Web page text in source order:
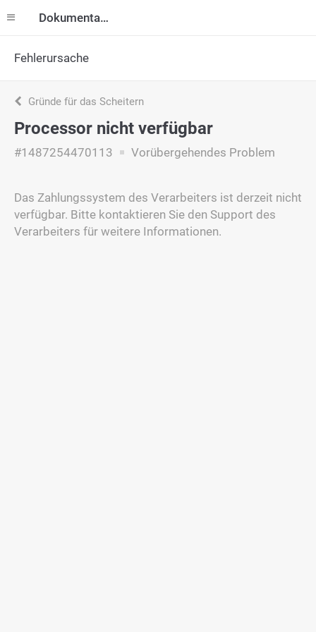
Dokumentation
Fehlerursache
Gründe für das Scheitern
Processor nicht verfügbar
#1487254470113 Vorübergehendes Problem
Das Zahlungssystem des Verarbeiters ist derzeit nicht
verfügbar. Bitte kontaktieren Sie den Support des
Verarbeiters für weitere Informationen.